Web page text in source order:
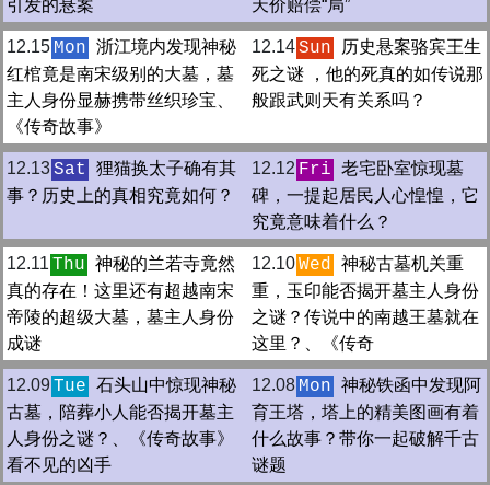
引发的悬案 天价赔偿“局”
12.15 Mon 浙江境内发现神秘
红棺竟是南宋级别的大墓，墓
主人身份显赫携带丝织珍宝、
《传奇故事》
12.14Sun
历史悬案骆宾王生
死之谜 ，他的死真的如传说那
般跟武则天有关系吗？
12.13Sat
狸猫换太子确有其
事？历史上的真相究竟如何？
12.12 Fri 老宅卧室惊现墓
碑，一提起居民人心惶惶，它
究竟意味着什么？
12.11 Thu 神秘的兰若寺竟然
真的存在！这里还有超越南宋
帝陵的超级大墓，墓主人身份
成谜
12.10Wed 神秘古墓机关重
重，玉印能否揭开墓主人身份
之谜？传说中的南越王墓就在
这里？、《传奇
12.09Tue 石头山中惊现神秘
古墓，陪葬小人能否揭开墓主
人身份之谜？、《传奇故事》
看不见的凶手
12.08 Mon 神秘铁函中发现阿
育王塔，塔上的精美图画有着
什么故事？带你一起破解千古
谜题